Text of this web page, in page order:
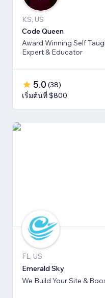
KS, US
Code Queen
Award Winning Self
Expert & Educator
5.0 (38)
เริ่มต้นที่ $800
FL, US
Emerald Sky
We Build Your Site &